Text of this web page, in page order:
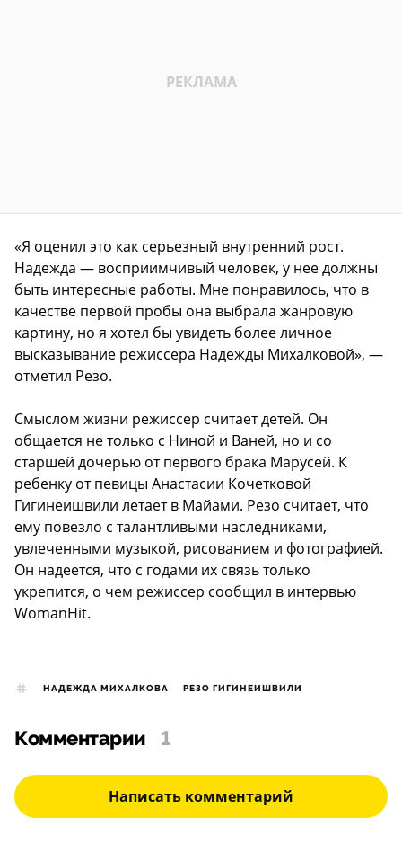
«Я оценил это как серьезный внутренний рост.
Надежда — восприимчивый человек, у нее должны
быть интересные работы. Мне понравилось, что в
качестве первой пробы она выбрала жанровую
картину, но я хотел бы увидеть более личное
высказывание режиссера Надежды Михалковой», —
отметил Резо.
Смыслом жизни режиссер считает детей. Он
общается не только с Ниной и Ваней, но и со
старшей дочерью от первого брака Марусей. К
ребенку от певицы Анастасии Кочетковой
Гигинеишвили летает в Майами. Резо считает, что
ему повезло с талантливыми наследниками,
увлеченными музыкой, рисованием и фотографией.
Он надеется, что с годами их связь только
укрепится, о чем режиссер сообщил в интервью
WomanHit.
НАДЕЖДА МИХАЛКОВА РЕЗО ГИГИНЕИШВИЛИ
Комментарии 1
Написать комментарий